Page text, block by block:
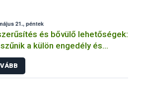
21., péntek
és bővülő lehetőségek:
a külön engedély és
a kistermelői szabályok